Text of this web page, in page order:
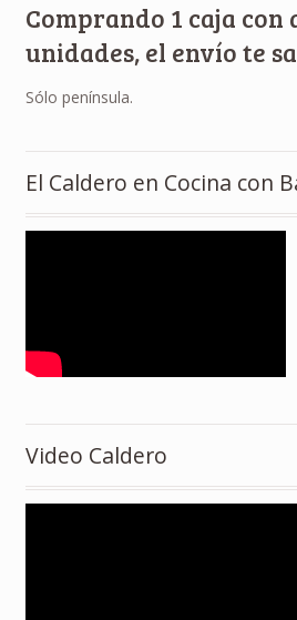
Comprando 1 caja con
unidades, el envío te
Sólo península.
El Caldero en Cocina con
Video Caldero